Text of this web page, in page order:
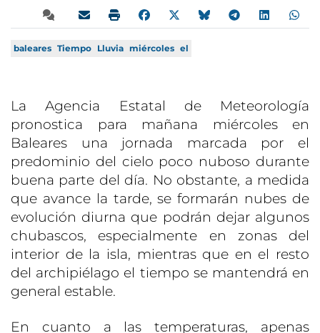
baleares Tiempo Lluvia miércoles el
La Agencia Estatal de Meteorología
pronostica para mañana miércoles en
Baleares una jornada marcada por el
predominio del cielo poco nuboso durante
buena parte del día. No obstante, a medida
que avance la tarde, se formarán nubes de
evolución diurna que podrán dejar algunos
chubascos, especialmente en zonas del
interior de la isla, mientras que en el resto
del archipiélago el tiempo se mantendrá en
general estable.
En cuanto a las temperaturas, apenas